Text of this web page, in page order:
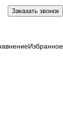
Заказать звонок
Избранное
заявку